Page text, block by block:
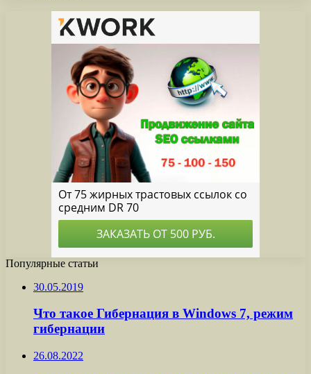
Популярные статьи
30.05.2019
Что такое Гибернация в Windows 7, режим
гибернации
26.08.2022